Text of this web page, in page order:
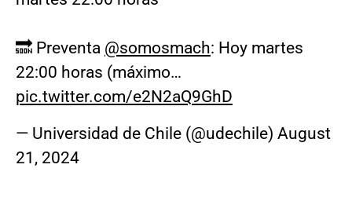
🔜 Preventa @somosmach: Hoy martes
22:00 horas (máximo…
pic.twitter.com/e2N2aQ9GhD
— Universidad de Chile (@udechile) August
21, 2024